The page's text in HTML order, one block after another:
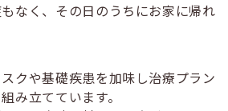
なく、その日のうちにお家に帰れ
クや基礎疾患を加味し治療プラン
み立てています。